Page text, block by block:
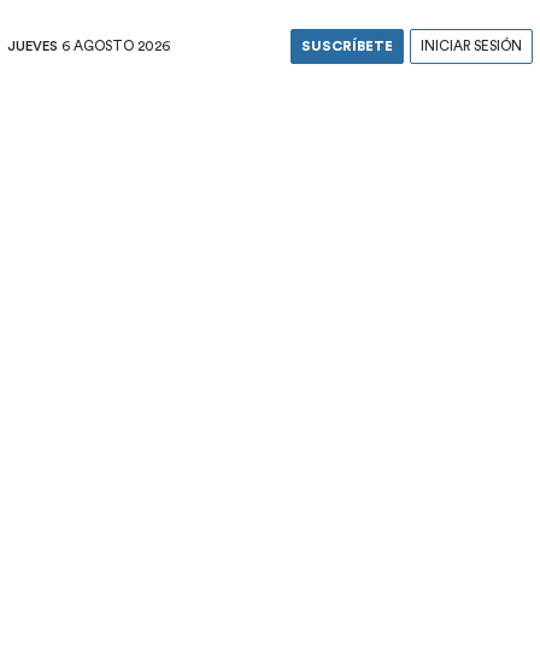
JUEVES 6 AGOSTO 2026 SUSCRÍBETE INICIAR SESIÓN